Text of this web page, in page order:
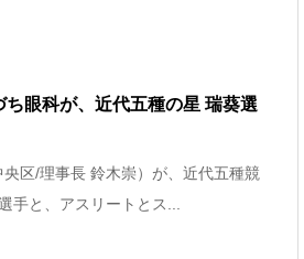
ち眼科が、近代五種の星 瑞葵選
区/理事長 鈴木崇）が、近代五種競
手と、アスリートとス...